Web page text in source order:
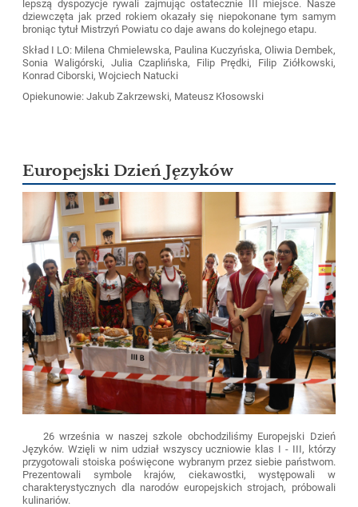
lepszą dyspozycje rywali zajmując ostatecznie III miejsce. Nasze
dziewczęta jak przed rokiem okazały się niepokonane tym samym
broniąc tytuł Mistrzyń Powiatu co daje awans do kolejnego etapu.
Skład I LO: Milena Chmielewska, Paulina Kuczyńska, Oliwia Dembek,
Sonia Waligórski, Julia Czaplińska, Filip Prędki, Filip Ziółkowski,
Konrad Ciborski, Wojciech Natucki
Opiekunowie: Jakub Zakrzewski, Mateusz Kłosowski
Europejski Dzień Języków
26 września w naszej szkole obchodziliśmy Europejski Dzień
Języków. Wzięli w nim udział wszyscy uczniowie klas I - III, którzy
przygotowali stoiska poświęcone wybranym przez siebie państwom.
Prezentowali symbole krajów, ciekawostki, występowali w
charakterystycznych dla narodów europejskich strojach, próbowali
kulinariów.